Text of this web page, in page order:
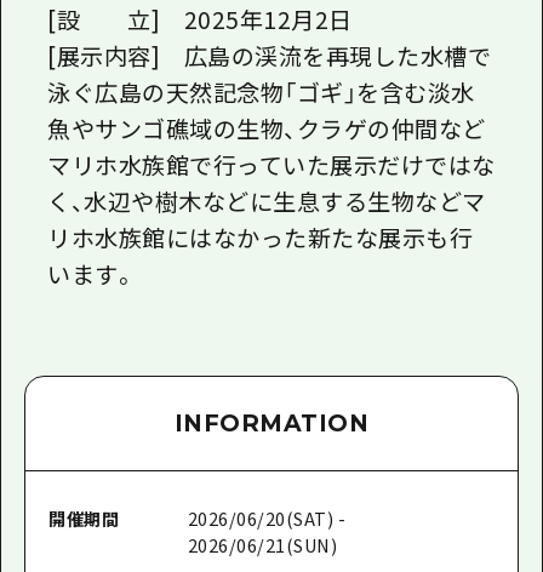
[設 立] 2025年12月2日
[展示内容] 広島の渓流を再現した水槽で
泳ぐ広島の天然記念物「ゴギ」を含む淡水
魚やサンゴ礁域の生物、クラゲの仲間など
マリホ水族館で行っていた展示だけではな
く、水辺や樹木などに生息する生物などマ
リホ水族館にはなかった新たな展示も行
います。
INFORMATION
開催期間
2026/06/20(SAT) -
2026/06/21(SUN)